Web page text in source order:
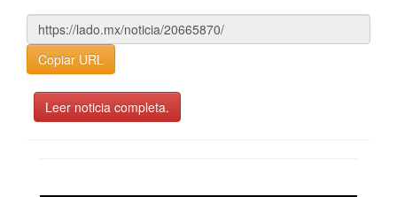
Copiar URL
Leer noticia completa.